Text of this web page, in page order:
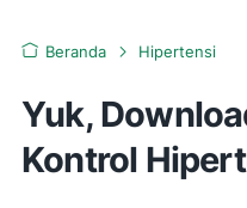
Beranda Hipertensi
Yuk,
Kontrol